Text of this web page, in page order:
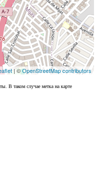
| ©OpenStreetMap contributors
В таком случае метка на карте